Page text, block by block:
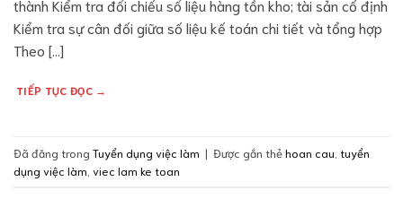
thành Kiểm tra đối chiếu số liệu hàng tồn kho; tài sản cố định
Kiểm tra sự cân đối giữa số liệu kế toán chi tiết và tổng hợp
Theo […]
TIẾP TỤC ĐỌC →
Đã đăng trong Tuyển dụng việc làm | Được gắn thẻhoan cau tuyển
dụng việc làm viec lam ke toan